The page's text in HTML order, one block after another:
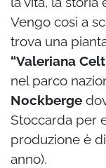
Vengo così a
trova una
“Valeriana
nel parco
Nockberge
Stoccarda per
produzione è
anno).